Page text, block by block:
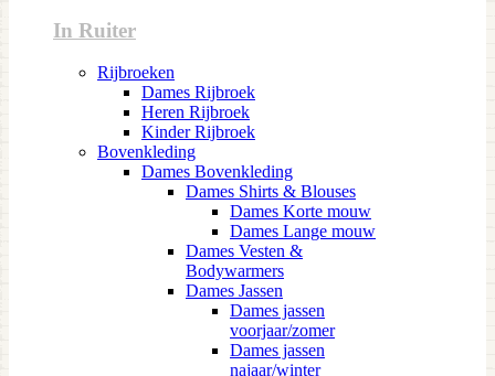
In Ruiter
Rijbroeken
Dames Rijbroek
Heren Rijbroek
Kinder Rijbroek
Bovenkleding
Dames Bovenkleding
Dames Shirts & Blouses
Dames Korte mouw
Dames Lange mouw
Dames Vesten &
Bodywarmers
Dames Jassen
Dames jassen
voorjaar/zomer
Dames jassen
najaar/winter